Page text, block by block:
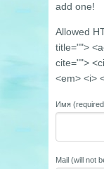
add one!
Allowed
title="">
cite="">
<em> <i>
Имя
Mail (will not